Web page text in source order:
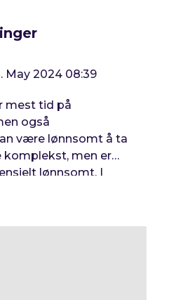
May 2024 08:39
mest tid på
også
være lønnsomt å ta
komplekst, men er
lønnsomt. I
mulige alternativer